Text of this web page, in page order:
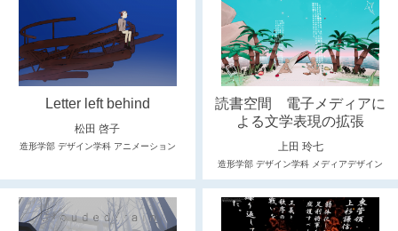
Letter left behind
松田 啓子
造形学部 デザイン学科 アニメーション
読書空間 電子メディアに
よる文学表現の拡張
上田 玲七
造形学部 デザイン学科 メディアデザイン